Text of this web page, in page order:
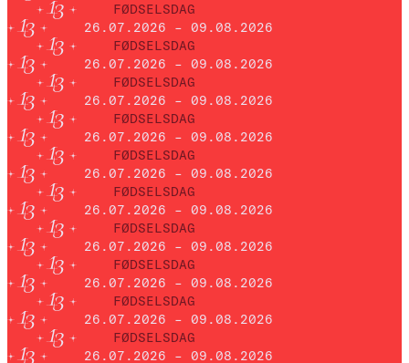
FØDSELSDAG
26.07.2026 – 09.08.2026
FØDSELSDAG
26.07.2026 – 09.08.2026
FØDSELSDAG
26.07.2026 – 09.08.2026
FØDSELSDAG
26.07.2026 – 09.08.2026
FØDSELSDAG
26.07.2026 – 09.08.2026
FØDSELSDAG
26.07.2026 – 09.08.2026
FØDSELSDAG
26.07.2026 – 09.08.2026
FØDSELSDAG
26.07.2026 – 09.08.2026
FØDSELSDAG
26.07.2026 – 09.08.2026
FØDSELSDAG
26.07.2026 – 09.08.2026